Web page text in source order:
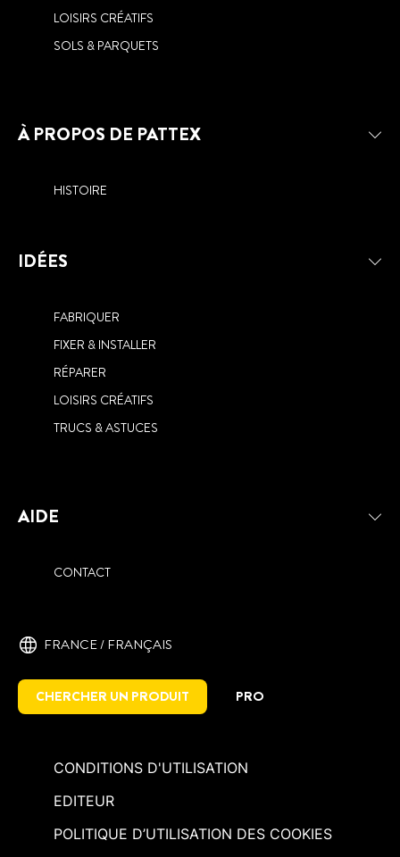
LOISIRS CRÉATIFS
SOLS & PARQUETS
À PROPOS DE PATTEX
HISTOIRE
IDÉES
FABRIQUER
FIXER & INSTALLER
RÉPARER
LOISIRS CRÉATIFS
TRUCS & ASTUCES
AIDE
CONTACT
FRANCE / ‎FRANÇAIS
CHERCHER UN PRODUIT PRO
CONDITIONS D'UTILISATION
EDITEUR
POLITIQUE D’UTILISATION DES COOKIES